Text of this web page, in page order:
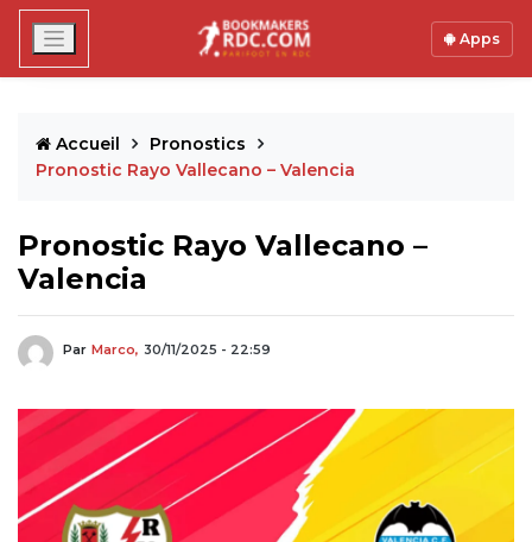
Apps
Accueil
Pronostics
Pronostic Rayo Vallecano – Valencia
Pronostic Rayo Vallecano –
Valencia
Par Marco, 30/11/2025 - 22:59